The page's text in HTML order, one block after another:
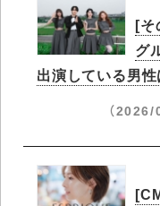
[そ
グ
出演している男性
（2026/